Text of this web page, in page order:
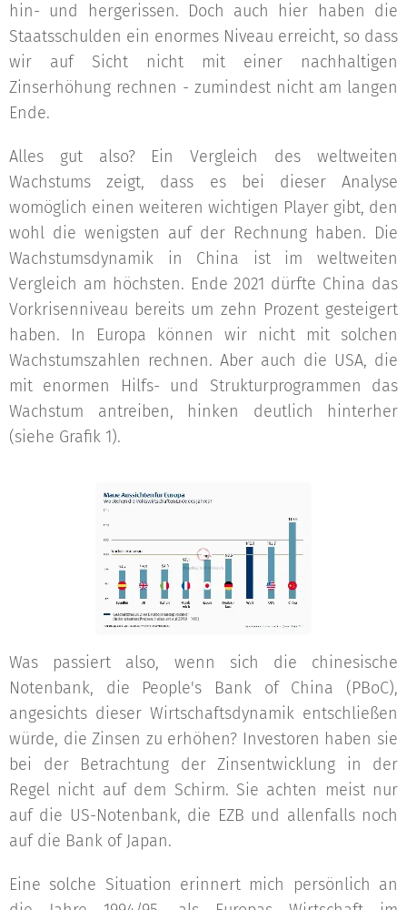
hin- und hergerissen. Doch auch hier haben die
Staatsschulden ein enormes Niveau erreicht, so dass
wir auf Sicht nicht mit einer nachhaltigen
Zinserhöhung rechnen - zumindest nicht am langen
Ende.
Alles gut also? Ein Vergleich des weltweiten
Wachstums zeigt, dass es bei dieser Analyse
womöglich einen weiteren wichtigen Player gibt, den
wohl die wenigsten auf der Rechnung haben. Die
Wachstumsdynamik in China ist im weltweiten
Vergleich am höchsten. Ende 2021 dürfte China das
Vorkrisenniveau bereits um zehn Prozent gesteigert
haben. In Europa können wir nicht mit solchen
Wachstumszahlen rechnen. Aber auch die USA, die
mit enormen Hilfs- und Strukturprogrammen das
Wachstum antreiben, hinken deutlich hinterher
(siehe Grafik 1).
Was passiert also, wenn sich die chinesische
Notenbank, die People's Bank of China (PBoC),
angesichts dieser Wirtschaftsdynamik entschließen
würde, die Zinsen zu erhöhen? Investoren haben sie
bei der Betrachtung der Zinsentwicklung in der
Regel nicht auf dem Schirm. Sie achten meist nur
auf die US-Notenbank, die EZB und allenfalls noch
auf die Bank of Japan.
Eine solche Situation erinnert mich persönlich an